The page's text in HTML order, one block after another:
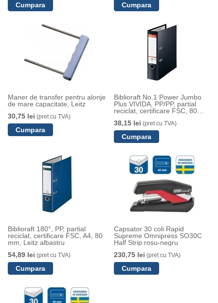
Maner de transfer pentru alonje
de mare capacitate, Leitz
30,75 lei (pret cu TVA)
Biblioraft No.1 Power Jumbo
Plus VIVIDA, PP/PP, partial
reciclat, certificare FSC, 80
38,15 lei (pret cu TVA)
Biblioraft 180°, PP, partial
reciclat, certificare FSC, A4, 80
mm, Leitz albastru
54,89 lei (pret cu TVA)
Capsator 30 coli Rapid
Supreme Omnipress SO30C
Half Strip rosu-negru
230,75 lei (pret cu TVA)